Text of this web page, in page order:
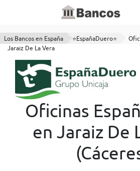
Los Bancos en España ⭐EspañaDuero⭐
Jaraiz De La Vera
Oficinas
en Jaraiz De